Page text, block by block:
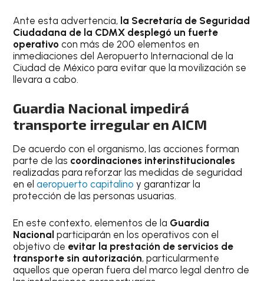
Ante esta advertencia, la Secretaría de Seguridad
Ciudadana de la CDMX desplegó un fuerte
operativo con más de 200 elementos en
inmediaciones del Aeropuerto Internacional de la
Ciudad de México para evitar que la movilización se
llevara a cabo.
Guardia Nacional impedirá
transporte irregular en AICM
De acuerdo con el organismo, las acciones forman
parte de las coordinaciones interinstitucionales
realizadas para reforzar las medidas de seguridad
en elaeropuerto capitalino y garantizar la
protección de las personas usuarias.
En este contexto, elementos de la Guardia
Nacional participarán en los operativos con el
objetivo de evitar la prestación de servicios de
transporte sin autorización, particularmente
aquellos que operan fuera del marco legal dentro de